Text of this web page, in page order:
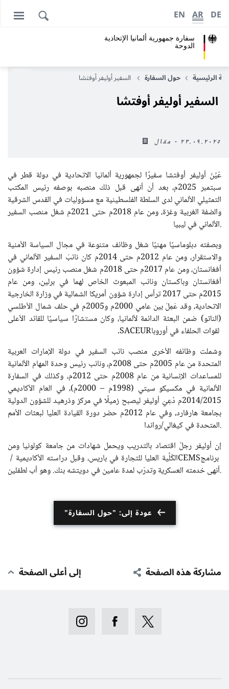
سفارة جمهورية ألمانيا الإتحادية
الدوحة
DE
AR
EN
الرئيسية حول السفارة السفير أوليفر أوفتشا
السفير أوليفر أوفتشا
٢٣.٠٩.٢٠٢٥ - مقال
عُيِّنَ أوليفر أوفتشا سفيرًا لجمهورية ألمانيا الاتحادية في دولة قطر في
سبتمبر 2025م، بعد أن أنهى قبل ذلك منصبه بوصفه رئيس المكتب
التمثيلي الألماني لدى السلطة الفلسطينية مع مسؤوليات في القدس الشرقية
والضفة الغربية وغزة، ومن عام 2018م حتى 2021م شغل منصب السفير
الألماني في ليبيا.
وبصفته دبلوماسيًا مهنيًا شغل وظائف متنوعة في مجال السياسة الأمنية
والاستقرار، ومن عام 2012م حتى 2014م كان نائبَ السفير الألماني في
أفغانستان، ومن عام 2017م حتى 2018م شغل منصب رئيس إدارة شؤون
أفغانستان وباكستان ونائب المبعوث الخاص لهما في برلين، ومن عام
2015م حتى 2017 ترأس إدارة شؤون أمريكا الشمالية في وزارة الخارجية
الاتحادية، وقد عَمِلَ بين عامي 2000م و2005م في حلف شمال الأطلسي
(الناتو) ضمن البعثة الدائمة لألمانيا، وكان مستشارًا سياسيًا للقائد الأعلى
SACEUR
.
وشملت وظائفه الأخرى منصب نائب السفير في دولة الإمارات العربية
المتحدة من عام 2005م حتى 2008م، ونائب رئيس وحدة المهام الألمانية
للمساعدات الإنسانية من عام 2008م حتى 2012م، وكذلك في السفارة
الألمانية في مكسيكو سيتي (1998م – 2000م)، في العام الأكاديمي
2014/2015م دُعِيَ أوليفر ليصبح زميلًا في مركز وذرهيد للشؤون الدولية
بجامعة هارفارد، وفي عام 2012م حضر دورة القيادة العليا لبعثات الأمم
المتحدة في كيغالي/رواندا.
إن أوليفر رجلُ اقتصاد بالتدريب ويحمل شهادات من جامعة كولونيا ومن
برنامج
CEMS
/ الكُلِّية العليا للتجارة في باريس، وقبل دراسته الأكاديمية
أنهى خدمته العسكرية وتدرّب لمدة عامين في دويتشه بنك. وهو أب لطفلين.
عودة إلى: "حول السفارة"
مشاركة هذه الصفحة إلى أعلى الصفحة